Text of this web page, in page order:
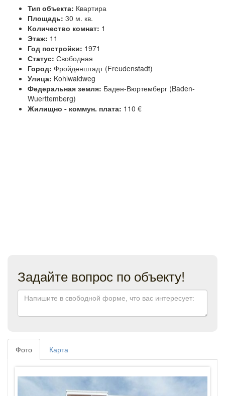
Тип объекта: Квартира
Площадь: 30 м. кв.
Количество комнат: 1
Этаж: 11
Год постройки: 1971
Статус: Свободная
Город: Фройденштадт (Freudenstadt)
Улица: Kohlwaldweg
Федеральная земля: Баден-Вюртемберг (Baden-
Wuerttemberg)
Жилищно - коммун. плата: 110 €
Задайте вопрос по объекту!
Фото Карта